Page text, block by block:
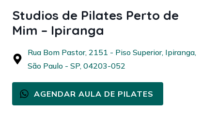
Studios de Pilates Perto de
Mim – Ipiranga
Rua Bom Pastor, 2151 - Piso Superior, Ipiranga,
São Paulo - SP, 04203-052
AGENDAR AULA DE PILATES